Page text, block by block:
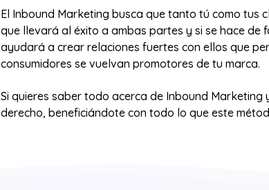
El Inbound Marketing busca que tanto tú como tus
que llevará al éxito a ambas partes y si se hace
ayudará a crear relaciones fuertes con ellos que
consumidores se vuelvan promotores de tu marca.
Si quieres saber todo acerca de Inbound Marketing
derecho, beneficiándote con todo lo que este